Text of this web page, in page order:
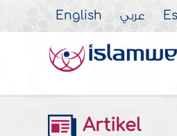
English عربي
Artikel